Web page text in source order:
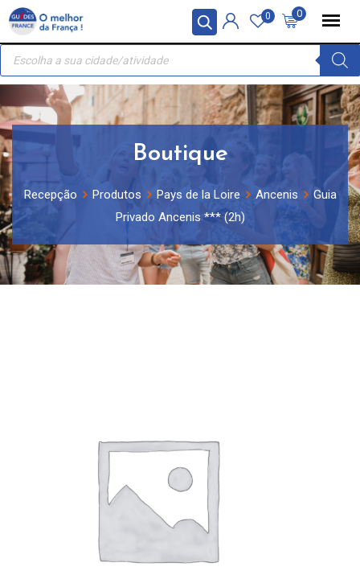
Painel de Gerenciamento de Cookies
Skip
content
0
0
Recherche
produits
Boutique
Recepção Produtos Pays de la Loire Ancenis
Guia
Privado Ancenis *** (2h)